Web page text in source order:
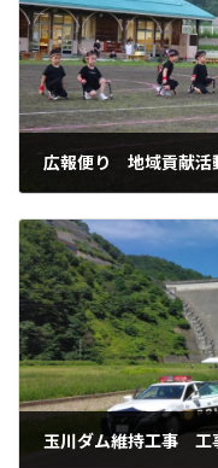
広報便り 地域貢献活
玉川ダム維持工事 工